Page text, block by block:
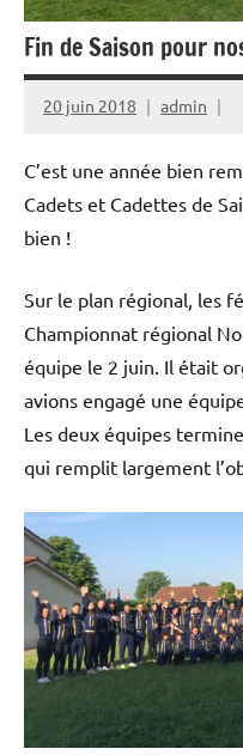
Fin de Saison pour
20 juin 2018 admin
C’est une année bien
Cadets et Cadettes de
bien !
Sur le plan régional, les
Championnat régional
équipe le 2 juin. Il était
avions engagé une
Les deux équipes
qui remplit largement